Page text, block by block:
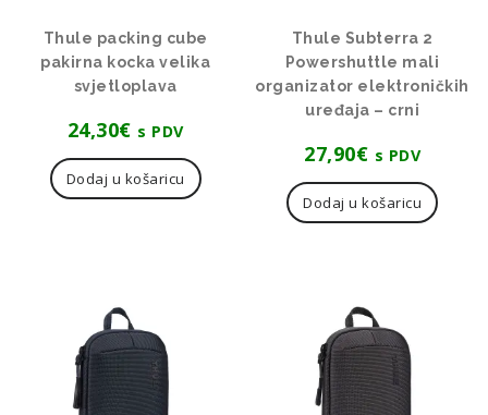
Thule packing cube
pakirna kocka velika
svjetloplava
24,30€ s PDV
Dodaj u košaricu
Thule Subterra 2
Powershuttle mali
organizator elektroničkih
uređaja – crni
27,90€ s PDV
Dodaj u košaricu